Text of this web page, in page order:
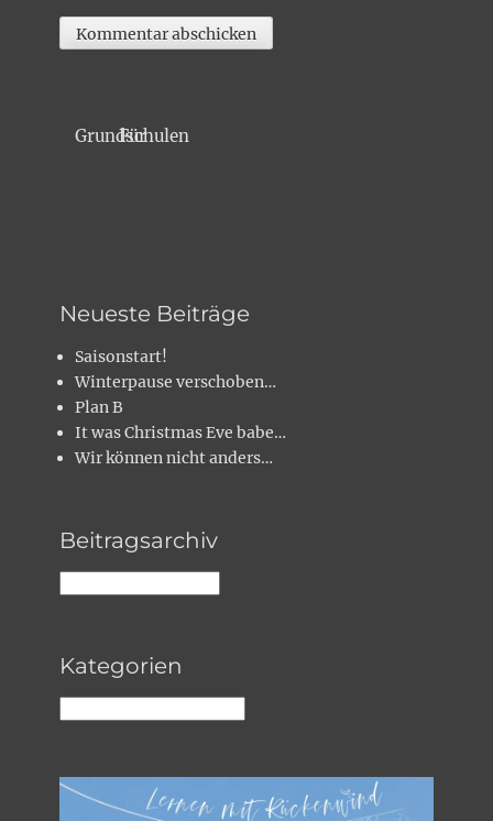
Für Grundschulen
Neueste Beiträge
Saisonstart!
Winterpause verschoben…
Plan B
It was Christmas Eve babe…
Wir können nicht anders…
Beitragsarchiv
Kategorien